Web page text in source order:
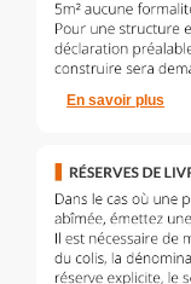
En savoir plus